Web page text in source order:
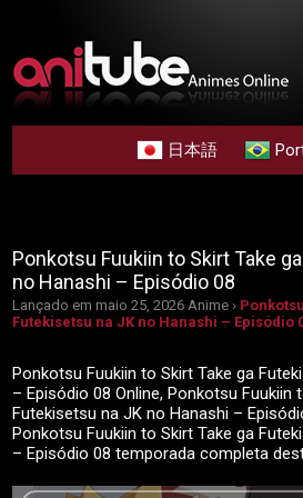
日本語
Ponkotsu Fuukiin to Skirt Take
no Hanashi – Episódio 08
Lançado em maio 25, 2026 Anime ›
Futekisetsu na JK no Hanashi – Episódio
Ponkotsu Fuukiin to Skirt Take ga
– Episódio 08 Online, Ponkotsu Fuukiin
Futekisetsu na JK no Hanashi –
Ponkotsu Fuukiin to Skirt Take ga
– Episódio 08 temporada completa